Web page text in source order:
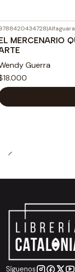
|Alfaguara
MERCENARIO
Guerra
Síguenos